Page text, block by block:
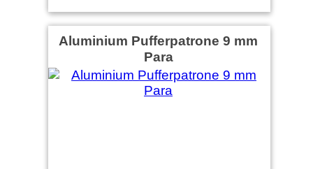
Aluminium Pufferpatrone 9 mm
Para